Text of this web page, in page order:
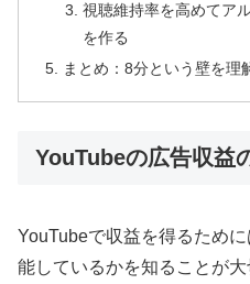
視聴維持率を高めてア
を作る
まとめ：8分という壁を理
YouTubeの広告収益
YouTubeで収益を得るため
能しているかを知ることが